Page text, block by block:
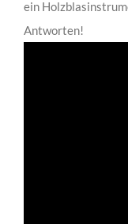
ein
Antworten!